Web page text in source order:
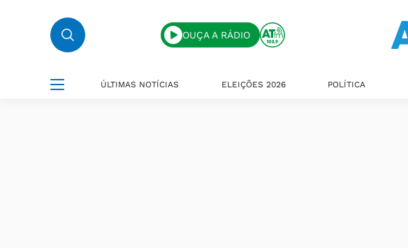
OUÇA A RÁDIO
ÚLTIMAS NOTÍCIAS ELEIÇÕES 2026 POLÍTICA